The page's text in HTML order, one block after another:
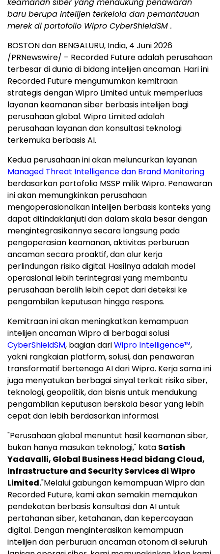
baru berupa intelijen terkelola dan pemantauan
merek di portofolio Wipro CyberShieldSM .
BOSTON dan BENGALURU, India, 4 Juni 2026
/PRNewswire/ – Recorded Future adalah perusahaan
terbesar di dunia di bidang intelijen ancaman. Hari ini
Recorded Future mengumumkan kemitraan
strategis dengan Wipro Limited untuk memperluas
layanan keamanan siber berbasis intelijen bagi
perusahaan global. Wipro Limited adalah
perusahaan layanan dan konsultasi teknologi
terkemuka berbasis AI.
Kedua perusahaan ini akan meluncurkan layanan
Managed Threat Intelligence dan Brand Monitoring
berdasarkan portofolio MSSP milik Wipro. Penawaran
ini akan memungkinkan perusahaan
mengoperasionalkan intelijen berbasis konteks yang
dapat ditindaklanjuti dan dalam skala besar dengan
mengintegrasikannya secara langsung pada
pengoperasian keamanan, aktivitas perburuan
ancaman secara proaktif, dan alur kerja
perlindungan risiko digital. Hasilnya adalah model
operasional lebih terintegrasi yang membantu
perusahaan beralih lebih cepat dari deteksi ke
pengambilan keputusan hingga respons.
Kemitraan ini akan meningkatkan kemampuan
intelijen ancaman Wipro di berbagai solusi
CyberShieldSM, bagian dariWipro Intelligence™,
yakni rangkaian platform, solusi, dan penawaran
transformatif bertenaga AI dari Wipro. Kerja sama ini
juga menyatukan berbagai sinyal terkait risiko siber,
teknologi, geopolitik, dan bisnis untuk mendukung
pengambilan keputusan berskala besar yang lebih
cepat dan lebih berdasarkan informasi.
"Perusahaan global menuntut hasil keamanan siber,
bukan hanya masukan teknologi," kata Satish
Yadavalli, Global Business Head bidang Cloud,
Infrastructure and Security Services di Wipro
Limited."Melalui gabungan kemampuan Wipro dan
Recorded Future, kami akan semakin memajukan
pendekatan berbasis konsultasi dan AI untuk
pertahanan siber, ketahanan, dan kepercayaan
digital. Dengan menginterasikan kemampuan
intelijen dan perburuan ancaman otonom di seluruh